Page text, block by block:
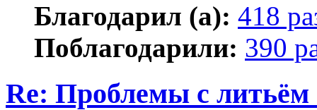
Благодарил (а): 418
Поблагодарили: 390
Re: Проблемы с